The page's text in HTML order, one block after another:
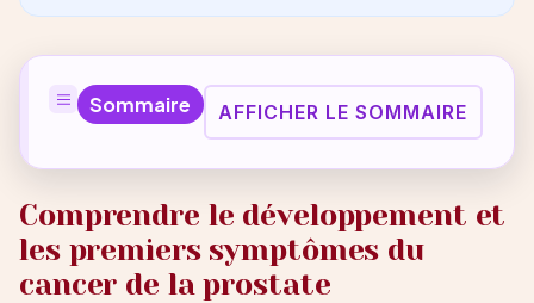
Sommaire AFFICHER LE SOMMAIRE
Comprendre le développement et
les premiers symptômes du
cancer de la prostate